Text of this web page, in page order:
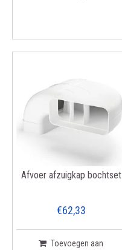
Afvoer afzuigkap bochtset
€62,33
Toevoegen aan